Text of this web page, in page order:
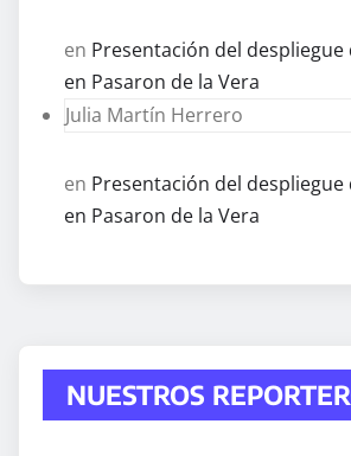
en Presentación del
en Pasaron de la Vera
Julia Martín Herrero
en Presentación del
en Pasaron de la Vera
NUESTROS